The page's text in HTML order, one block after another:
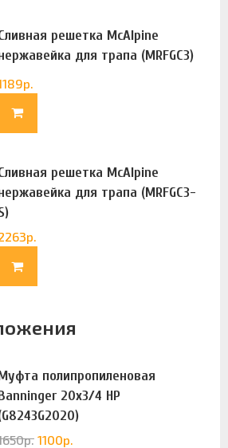
решетка McAlpine
для трапа (MRFGC3)
р.
решетка McAlpine
для трапа (MRFGC3-
р.
полипропиленовая
20х3/4 НР
р. 1100р.